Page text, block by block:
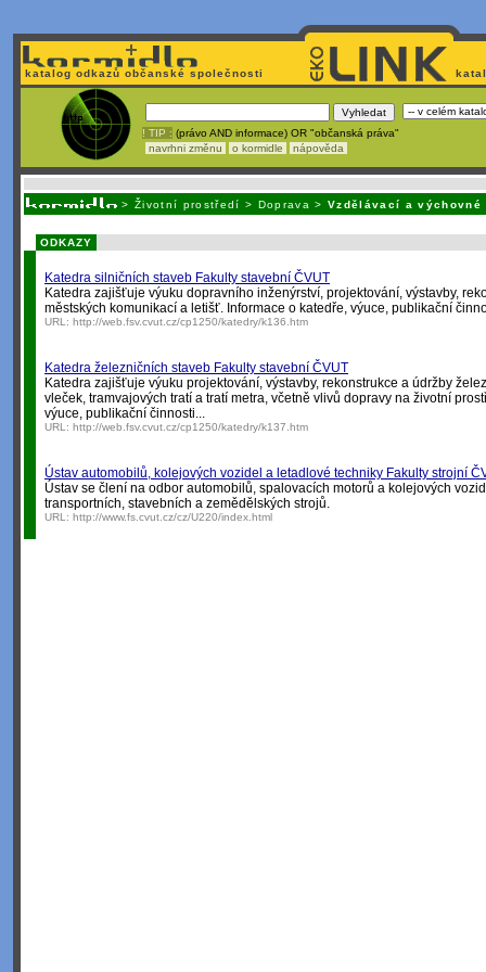
katalog odkazů občanské společnosti
! TIP : (právo AND informace) OR "občanská práva"
navrhni změnu
o kormidle nápověda
> Životní prostředí > Doprava >Vzdělávací a výchovné
ODKAZY
Katedra silničních staveb Fakulty stavební ČVUT
Katedra zajišťuje výuku dopravního inženýrství, projektování, výstavby,
městských komunikací a letišť. Informace o katedře, výuce, publikační
URL: http://web.fsv.cvut.cz/cp1250/katedry/k136.htm
Katedra železničních staveb Fakulty stavební ČVUT
Katedra zajišťuje výuku projektování, výstavby, rekonstrukce a údržby
vleček, tramvajových tratí a tratí metra, včetně vlivů dopravy na životní
výuce, publikační činnosti...
URL: http://web.fsv.cvut.cz/cp1250/katedry/k137.htm
Ústav automobilů, kolejových vozidel a letadlové techniky Fakulty strojní
Ústav se člení na odbor automobilů, spalovacích motorů a kolejových
transportních, stavebních a zemědělských strojů.
URL: http://www.fs.cvut.cz/cz/U220/index.html